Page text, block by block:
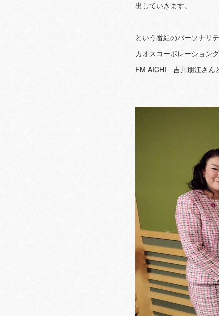
出していきます。
という番組のパーソナリ
カオスコーポレーション
FM AICHI 吉川朋江さん